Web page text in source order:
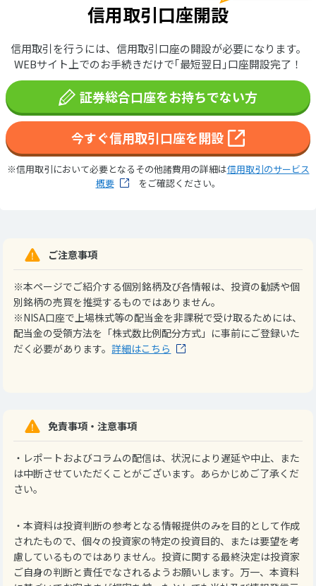
信用取引口座開設
信用取引を行うには、信用取引口座の開設が必要になります。
WEBサイト上でのお手続きだけで｢最短翌日｣口座開設完了！
証券総合口座をお持ちでない方
今すぐ信用取引口座を開設
※信用取引において必要となるその他諸費用の詳細は信用取引のサービス
概要
をご確認ください。
ご注意事項
※本ページでご紹介する個別銘柄及び各情報は、投資の勧誘や個
別銘柄の売買を推奨するものではありません。
※NISA口座で上場株式等の配当金を非課税で受け取るためには、
配当金の受領方法を「株式数比例配分方式」に事前にご登録いた
だく必要があります。詳細はこちら
免責事項・注意事項
・レポートおよびコラムの配信は、状況により遅延や中止、また
は中断させていただくことがございます。あらかじめご了承くだ
さい。
・本資料は投資判断の参考となる情報提供のみを目的として作成
されたもので、個々の投資家の特定の投資目的、または要望を考
慮しているものではありません。投資に関する最終決定は投資家
ご自身の判断と責任でなされるようお願いします。万一、本資料